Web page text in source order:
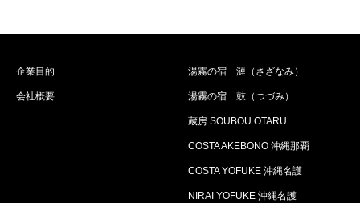
企業目的
会社概要
湯霧の宿 漣（さざなみ）
湯霧の宿 鼓（つづみ）
蔵房 SOUBOU OTARU
COSTA AKEBONO 沖縄那覇
COSTA YOFUKE 沖縄名護
NIRAI YOFUKE 沖縄名護